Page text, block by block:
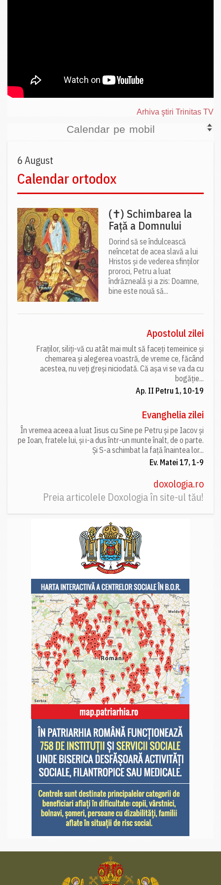
Arhiva ştiri Trinitas TV
Calendar pe mobil
6 August
Calendar ortodox
(✝) Schimbarea la
Față a Domnului
Dorind să se îndulcească
neîncetat de acea slavă a lui
Hristos și de vederea sfinților
proroci, Petru a luat
îndrăzneală și a zis: Doamne,
bine este nouă să...
Apostolul zilei
Fraților, siliți-vă cu atât mai mult să faceți temeinice și
chemarea și alegerea voastră, de vreme ce, făcând
acestea, nu veți greși niciodată. Că așa vi se va da cu
bogăție...
Ap. II Petru 1, 10-19
Evanghelia zilei
În vremea aceea a luat Iisus cu Sine pe Petru și pe Iacov și
pe Ioan, fratele lui, și i-a dus într-un munte înalt, de o parte.
Și S-a schimbat la față înaintea lor...
Ev. Matei 17, 1-9
doxologia.ro
Preia articolele Doxologia în site-ul tău!